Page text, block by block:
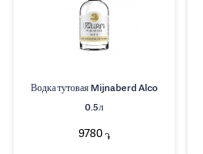
Водка тутовая Mijnaberd Alco
0.5л
9780֏